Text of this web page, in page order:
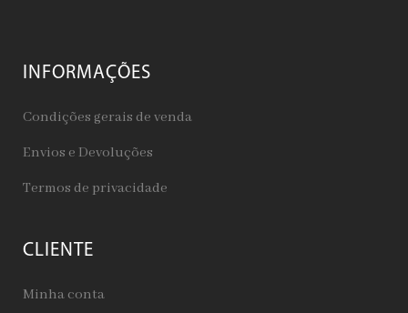
INFORMAÇÕES
Condições gerais de venda
Envios e Devoluções
Termos de privacidade
CLIENTE
Minha conta